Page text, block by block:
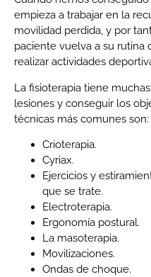
empieza a trabajar en la
movilidad perdida, y por
paciente vuelva a su rutina
realizar actividades
La fisioterapia tiene
lesiones y conseguir los
técnicas más comunes son:
Crioterapia.
Cyriax.
Ejercicios y
que se trate.
Electroterapia.
Ergonomía postural.
La masoterapia.
Movilizaciones.
Ondas de choque.